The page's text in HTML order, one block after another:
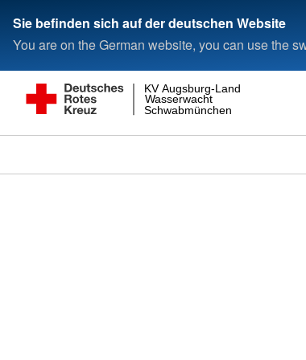
Sie befinden sich auf der deutschen Website
You are on the German website, you can use the
Schwabmünchen
Wasserwacht
KV Augsburg-Land